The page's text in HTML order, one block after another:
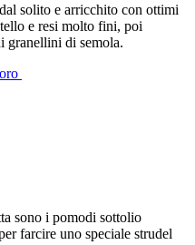
solito e arricchito con ottimi
e resi molto fini, poi
granellini di semola.
sono i pomodi sottolio
farcire uno speciale strudel